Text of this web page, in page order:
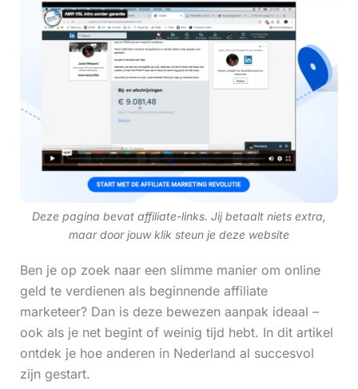
Deze pagina bevat affiliate-links. Jij betaalt niets extra,
maar door jouw klik steun je deze website
Ben je op zoek naar een slimme manier om online
geld te verdienen als beginnende affiliate
marketeer? Dan is deze bewezen aanpak ideaal –
ook als je net begint of weinig tijd hebt. In dit artikel
ontdek je hoe anderen in Nederland al succesvol
zijn gestart.